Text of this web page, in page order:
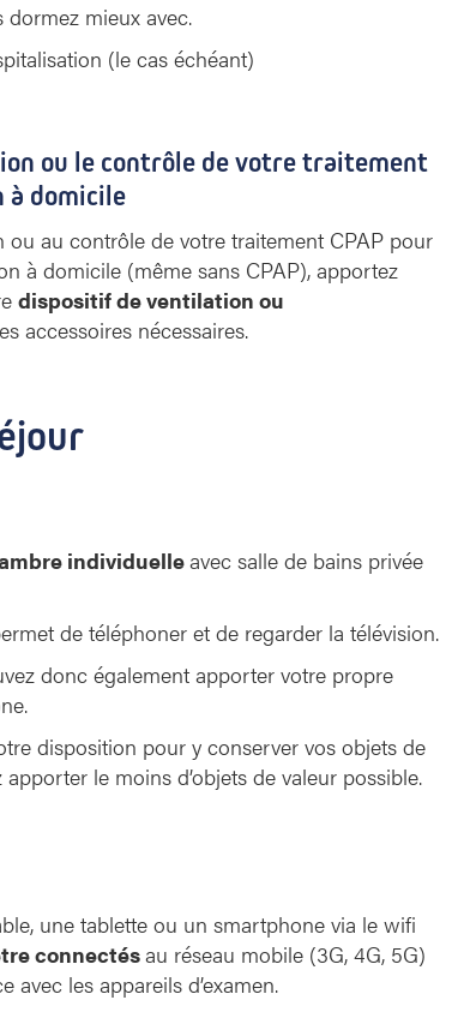
mieux avec.
(le cas échéant)
ou le contrôle de votre traitement
à domicile
ou au contrôle de votre traitement CPAP pour
à domicile (même sans CPAP), apportez
dispositif de ventilation ou
accessoires nécessaires.
individuelleavec salle de bains privée
de téléphoner et de regarder la télévision.
donc également apporter votre propre
disposition pour y conserver vos objets de
le moins d’objets de valeur possible.
une tablette ou un smartphone via le wifi
connectésau réseau mobile (3G, 4G, 5G)
avec les appareils d’examen.